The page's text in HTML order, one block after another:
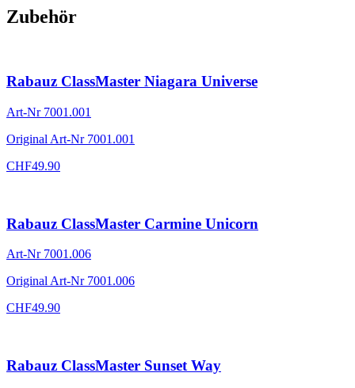
Zubehör
Rabauz ClassMaster Niagara Universe
Art-Nr 7001.001
Original Art-Nr 7001.001
CHF49.90
Rabauz ClassMaster Carmine Unicorn
Art-Nr 7001.006
Original Art-Nr 7001.006
CHF49.90
Rabauz ClassMaster Sunset Way